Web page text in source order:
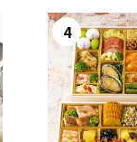
4